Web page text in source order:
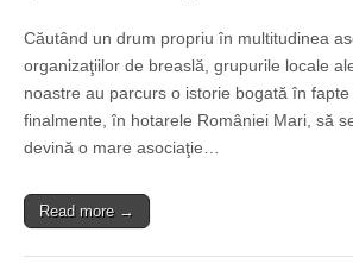
Căutând un drum propriu în multitudinea
organizaţiilor de breaslă, grupurile locale
noastre au parcurs o istorie bogată în
finalmente, în hotarele României Mari, să
devină o mare asociaţie…
Read more →